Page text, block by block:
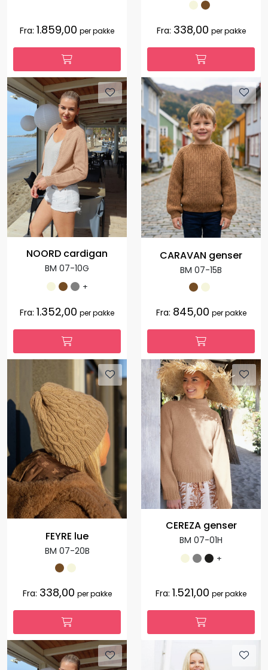
Fra: 1.859,00 per pakke Fra: 338,00 per pakke
NOORD cardigan
BM 07-10G
+
Fra: 1.352,00 per pakke
CARAVAN genser
BM 07-15B
Fra: 845,00 per pakke
FEYRE lue
BM 07-20B
Fra: 338,00 per pakke
CEREZA genser
BM 07-01H
+
Fra: 1.521,00 per pakke